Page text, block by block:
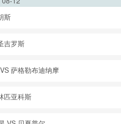
斯
吉罗斯
萨格勒布迪纳摩
匹亚科斯